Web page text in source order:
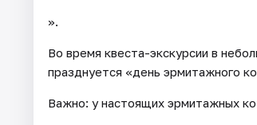
».
Во время квеста-экскурсии в
празднуется «день эрмитажного
Важно: у настоящих эрмитажных